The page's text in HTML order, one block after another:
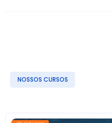
NOSSOS CURSOS